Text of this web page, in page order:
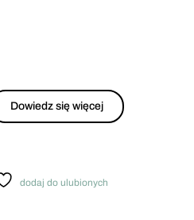
Dowiedz się więcej
dodaj do ulubionych